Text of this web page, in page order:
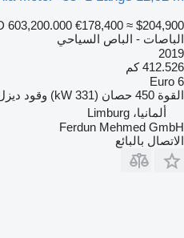
603,200.000 €178,400 ≈ $204,900
الباصات - الباص السياحي
2019
412.526 كم
Euro 6
القوة 450 حصان (331 kW) وقود
ألمانيا، Limburg
Ferdun Mehmed GmbH
الاتصال بالبائع